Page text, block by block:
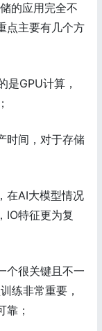
的应用完全不
点主要有几个方
是GPU计算，
时间，对于存储
在AI大模型情况
IO特征更为复
个很关键且不一
练非常重要，
靠；